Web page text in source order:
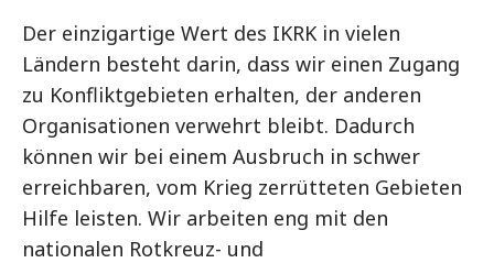
Der einzigartige Wert des IKRK in vielen
Ländern besteht darin, dass wir einen Zugang
zu Konfliktgebieten erhalten, der anderen
Organisationen verwehrt bleibt. Dadurch
können wir bei einem Ausbruch in schwer
erreichbaren, vom Krieg zerrütteten Gebieten
Hilfe leisten. Wir arbeiten eng mit den
nationalen Rotkreuz- und